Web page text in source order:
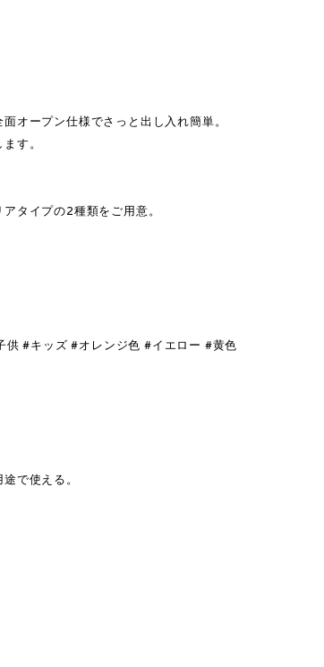
オープン仕様でさっと出し入れ簡単。
す。
タイプの2種類をご用意。
#キッズ #オレンジ色 #イエロー #黄色
で使える。